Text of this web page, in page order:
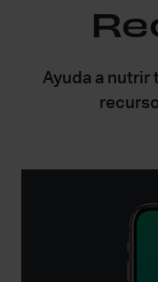
Ayuda a nutrir